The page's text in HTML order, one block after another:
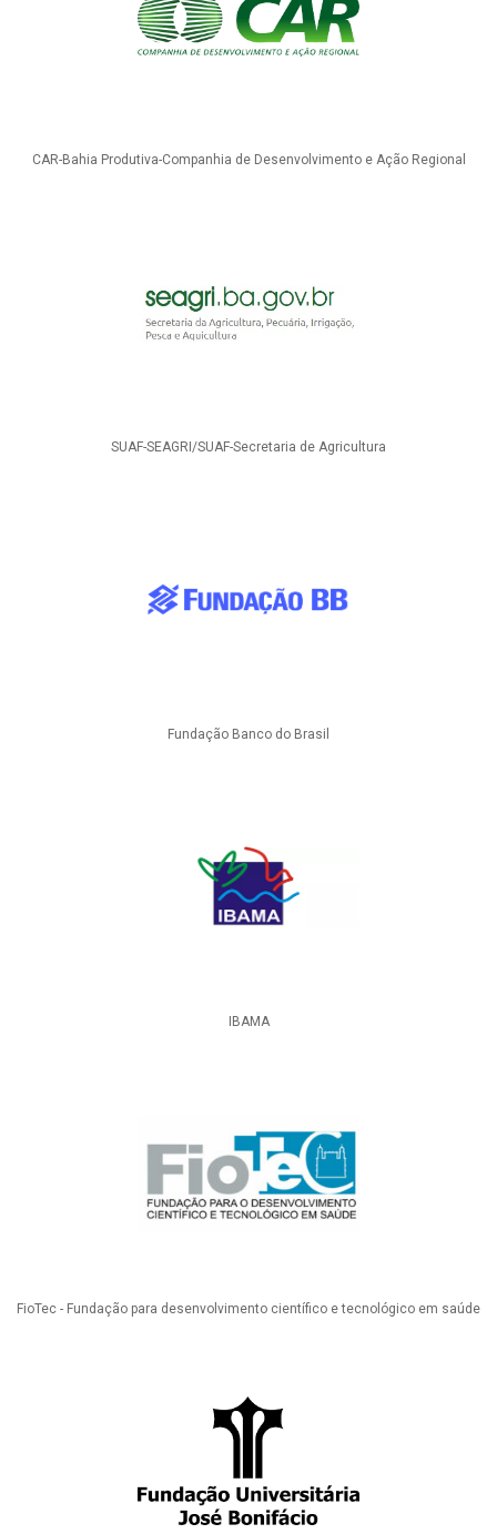
CAR-Bahia Produtiva-Companhia de Desenvolvimento e Ação Regional
SUAF-SEAGRI/SUAF-Secretaria de Agricultura
Fundação Banco do Brasil
IBAMA
FioTec - Fundação para desenvolvimento científico e tecnológico em saúde